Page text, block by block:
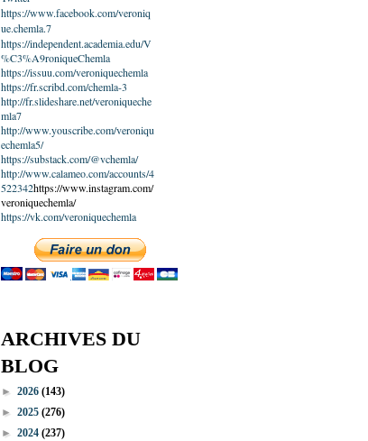
https://www.facebook.com/veroniq
ue.chemla.7
https://independent.academia.edu/V
%C3%A9roniqueChemla
https://issuu.com/veroniquechemla
https://fr.scribd.com/chemla-3
http://fr.slideshare.net/veroniqueche
mla7
http://www.youscribe.com/veroniqu
echemla5/
https://substack.com/@vchemla/
http://www.calameo.com/accounts/4
522342https://www.instagram.com/
veroniquechemla/
https://vk.com/veroniquechemla
ARCHIVES DU
BLOG
► 2026 (143)
► 2025 (276)
► 2024 (237)